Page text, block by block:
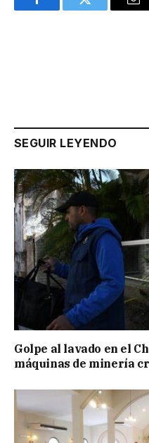
FacebookTwitter
SEGUIR LEYENDO
Golpe al lavado en el
máquinas de minería